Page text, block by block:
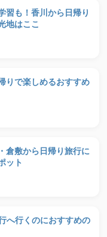
習も！香川から日帰り
地はここ
りで楽しめるおすすめ
倉敷から日帰り旅行に
ット
へ行くのにおすすめの